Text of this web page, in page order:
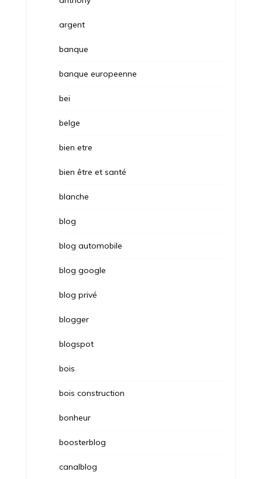
argent
banque
banque europeenne
bei
belge
bien etre
bien être et santé
blanche
blog
blog automobile
blog google
blog privé
blogger
blogspot
bois
bois construction
bonheur
boosterblog
canalblog